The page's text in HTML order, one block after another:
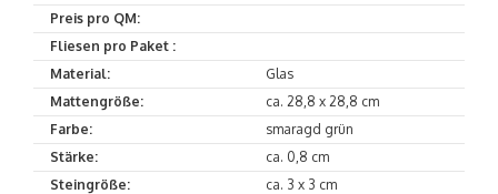
Preis pro QM:
Fliesen pro Paket :
Material:
Glas
Mattengröße:
ca. 28,8 x 28,8 cm
Farbe:
smaragd grün
Stärke:
ca. 0,8 cm
Steingröße:
ca. 3 x 3 cm